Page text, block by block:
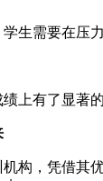
需要在压力
有了显著的
构，凭借其